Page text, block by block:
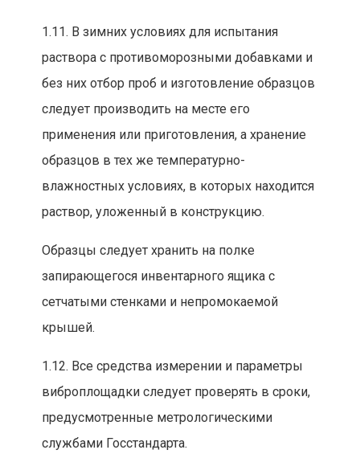
1.11. В зимних условиях для испытания
раствора с противоморозными добавками и
без них отбор проб и изготовление образцов
следует производить на месте его
применения или приготовления, а хранение
образцов в тех же температурно-
влажностных условиях, в которых находится
раствор, уложенный в конструкцию.
Образцы следует хранить на полке
запирающегося инвентарного ящика с
сетчатыми стенками и непромокаемой
крышей.
1.12. Все средства измерении и параметры
виброплощадки следует проверять в сроки,
предусмотренные метрологическими
службами Госстандарта.